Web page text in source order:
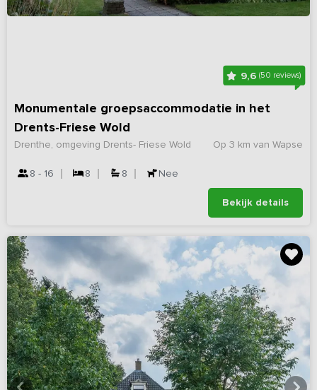
9,6 (50 reviews)
Monumentale groepsaccommodatie in het
Drents-Friese Wold
Op 3 km van Wapse
Drenthe, omgeving Drents- Friese Wold
8 - 16 8 8 Nee
Bekijk details